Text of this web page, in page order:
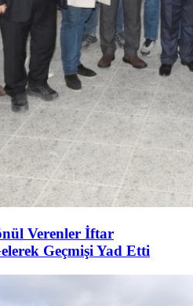
Verenler İftar
Geçmişi Yad Etti